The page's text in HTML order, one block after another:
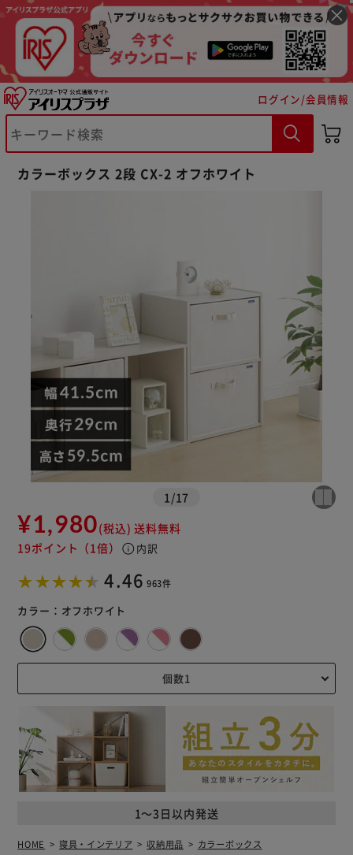
ログイン/会員情報
カラーボックス 2段 CX-2 オフホワイト
1 /17
¥1,980(税込) 送料無料
19ポイント （1倍） info 内訳
4.46 963件
カラー： オフホワイト
1～3日以内発送
HOME 寝具・インテリア 収納用品
カラーボックス
※ご確認ください
カートに入れる